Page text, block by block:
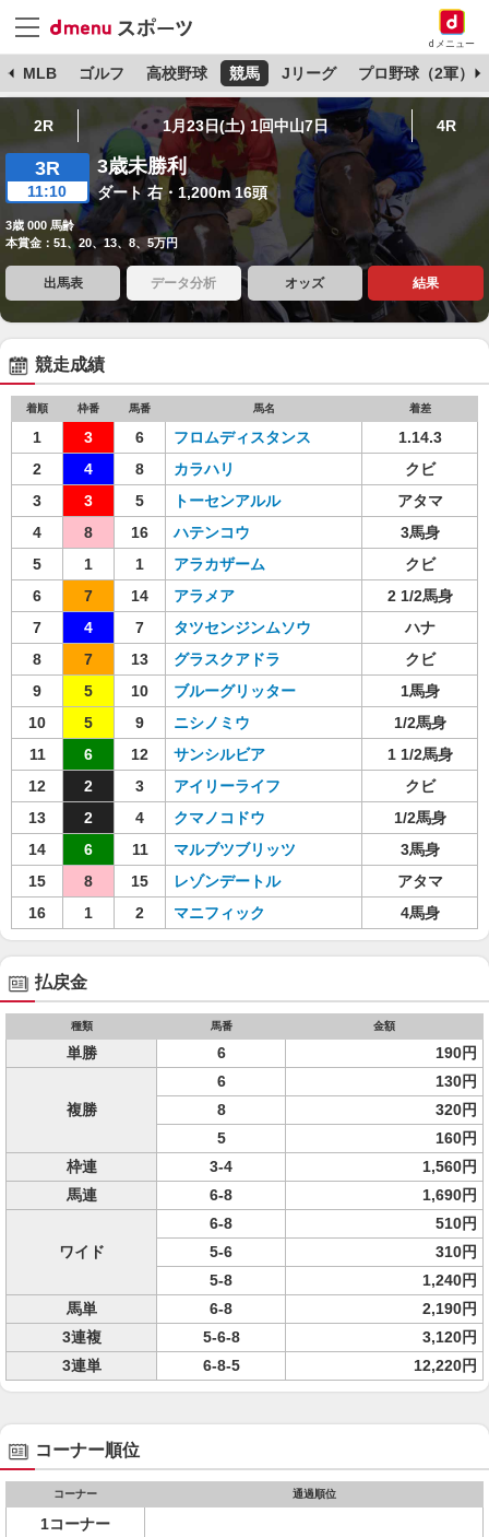
dメニュー
MLB ゴルフ 高校野球 競馬 Jリーグ プロ野球（2軍）
2R 1月23日(土) 1回中山7日 4R
3R
11:10
3歳未勝利
ダート 右・1,200m 16頭
3歳 000 馬齢
本賞金：51、20、13、8、5万円
出馬表 データ分析 オッズ 結果
競走成績
着順 枠番 馬番 馬名 着差
1 3 6 フロムディスタンス
1.14.3
2
4 8 カラハリ
クビ
3
3 5 トーセンアルル
アタマ
4
8 16 ハテンコウ
3馬身
5
1 1 アラカザーム
クビ
6
7 14 アラメア
2 1/2馬身
7
4 7 タツセンジンムソウ
ハナ
8
7 13 グラスクアドラ
クビ
9
5 10 ブルーグリッター
1馬身
10
5 9 ニシノミウ
1/2馬身
11
6 12 サンシルビア
1 1/2馬身
12
2 3 アイリーライフ
クビ
13
2 4 クマノコドウ
1/2馬身
14
6 11 マルブツブリッツ
3馬身
15
8 15 レゾンデートル
アタマ
16
1 2 マニフィック 4馬身
払戻金
種類 馬番 金額
単勝 6 190円
複勝
6
130円
8
320円
5
160円
枠連
3-4
1,560円
馬連
6-8 1,690円
ワイド
6-8
510円
5-6
310円
5-8
1,240円
馬単
6-8
2,190円
3連複
5-6-8
3,120円
3連単
6-8-5 12,220円
コーナー順位
コーナー 通過順位
1コーナー